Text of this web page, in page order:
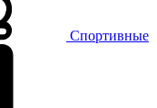
Спортивные